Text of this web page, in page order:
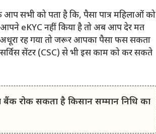
आप सभी को पता है कि, पैसा पात्र महिलाओं को
आपने eKYC नहीं किया है तो अब आप देर मत
रह गया तो जरूर आपका पैसा फस सकता
सेंटर (CSC) से भी इस काम को कर सकते
रोक सकता है किसान सम्मान निधि का